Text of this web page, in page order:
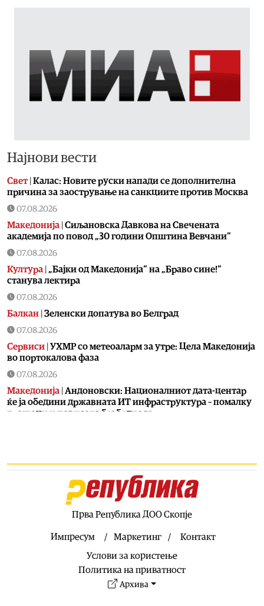
Најнови вести
Свет| Калас: Новите руски напади се дополнителна
причина за заострување на санкциите против Москва
07.08.2026
Македонија Сиљановска Давкова на Свечената
академија по повод „30 години Општина Вевчани“
07.08.2026
Култура „Бајки од Македонија“ на „Браво сине!“
станува лектира
07.08.2026
Балкан Зеленски допатува во Белград
07.08.2026
Сервиси УХМР со метеоаларм за утре: Цела Македонија
во портокалова фаза
07.08.2026
Македонија Андоновски: Националниот дата-центар
ќе ја обедини државната ИТ инфраструктура – помалку
трошоци и повисока безбедност
Скокна минималниот износ за К-15 – Еве
колку пари ќе ни легнат на сметка годинава
Не ги игнорирајте овие знаци: Бојлерот може да
Лубеницата е здрава, но не претерувајте: Еве
кога може да предизвика здравствени проблеми
Прва Република ДОО Скопје
Импресум Маркетинг
Контакт
Услови за користење
Политика на приватност
Архива